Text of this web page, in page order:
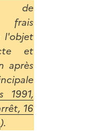
de
frais
l'objet
et
après
1991,
16
).